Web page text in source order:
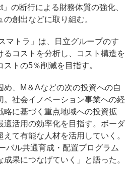
の断行による財務体質の強化、
創出などに取り組む。
トラ」は、日立グループのす
コストを分析し、コスト構造を
トの5％削減を目指す。
、M＆Aなどの次の投資への自
。社会イノベーション事業への経
略に基づく重点地域への投資拡
適活用の効率化を目指す。ボーダ
て有能な人材を活用していく。
バル共通育成・配置プログラム
果につなげていく」と語った。